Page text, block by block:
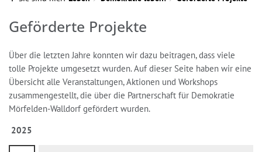
Geförderte
Projekte
Geförderte Projekte
Über die letzten Jahre konnten wir dazu beitragen, dass viele
tolle Projekte umgesetzt wurden. Auf dieser Seite haben wir eine
Übersicht alle Veranstaltungen, Aktionen und Workshops
zusammengestellt, die über die Partnerschaft für Demokratie
Mörfelden-Walldorf gefördert wurden.
2025